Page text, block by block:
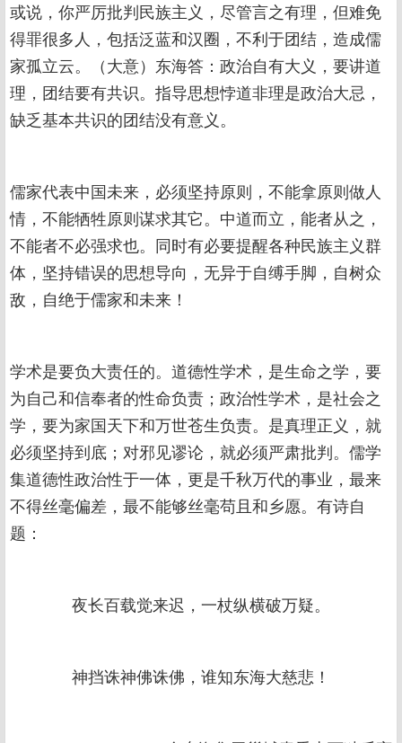
或说，你严厉批判民族主义，尽管言之有理，但难免
得罪很多人，包括泛蓝和汉圈，不利于团结，造成儒
家孤立云。（大意）东海答：政治自有大义，要讲道
理，团结要有共识。指导思想悖道非理是政治大忌，
缺乏基本共识的团结没有意义。
儒家代表中国未来，必须坚持原则，不能拿原则做人
情，不能牺牲原则谋求其它。中道而立，能者从之，
不能者不必强求也。同时有必要提醒各种民族主义群
体，坚持错误的思想导向，无异于自缚手脚，自树众
敌，自绝于儒家和未来！
学术是要负大责任的。道德性学术，是生命之学，要
为自己和信奉者的性命负责；政治性学术，是社会之
学，要为家国天下和万世苍生负责。是真理正义，就
必须坚持到底；对邪见谬论，就必须严肃批判。儒学
集道德性政治性于一体，更是千秋万代的事业，最来
不得丝毫偏差，最不能够丝毫苟且和乡愿。有诗自
题：
夜长百载觉来迟，一杖纵横破万疑。
神挡诛神佛诛佛，谁知东海大慈悲！